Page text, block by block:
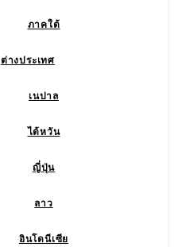
ภาคใต้
ต่างประเทศ
เนปาล
ไต้หวัน
ญี่ปุ่น
ลาว
อินโดนีเซีย